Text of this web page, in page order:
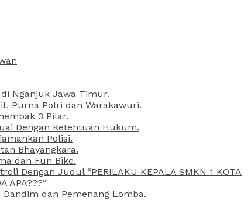
Nganjuk Jawa Timur.
Purna Polri dan Warakawuri.
3 Pilar.
Dengan Ketentuan Hukum.
Polisi.
Bhayangkara.
dan Fun Bike.
Dengan Judul “PERILAKU KEPALA SMKN 1 KOTA
APA???”
dan Pemenang Lomba.